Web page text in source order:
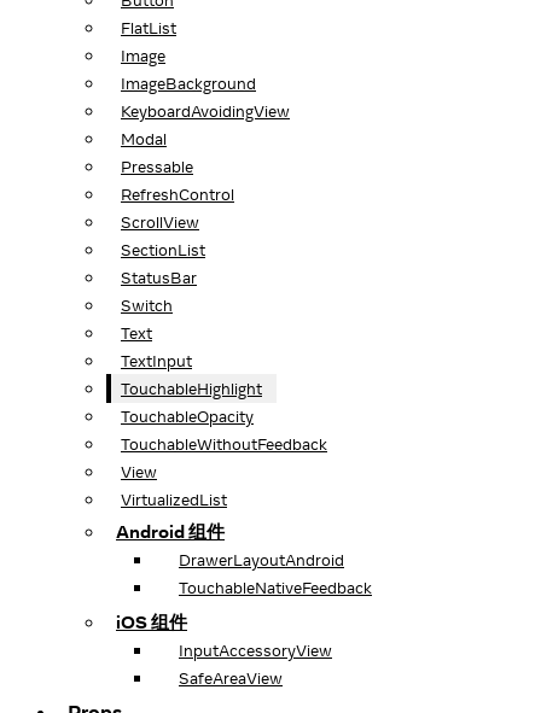
FlatList
Image
ImageBackground
KeyboardAvoidingView
Modal
Pressable
RefreshControl
ScrollView
SectionList
StatusBar
Switch
Text
TextInput
TouchableHighlight
TouchableOpacity
TouchableWithoutFeedback
View
VirtualizedList
Android 组件
DrawerLayoutAndroid
TouchableNativeFeedback
iOS 组件
InputAccessoryView
SafeAreaView